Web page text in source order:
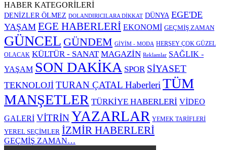
HABER KATEGORİLERİ
DENİZLER ÖLMEZ DOLANDIRICILARA DİKKAT DÜNYA EGE'DE
YAŞAM EGE HABERLERİ EKONOMİ GEÇMİŞ ZAMAN
GÜNCEL GÜNDEM GİYİM - MODA HERŞEY ÇOK GÜZEL
OLACAK KÜLTÜR - SANAT MAGAZİN Reklamlar SAĞLIK -
YAŞAM SON DAKİKA SPOR SİYASET
TEKNOLOJİ TURAN ÇATAL HaberleriTÜM
MANŞETLER TÜRKİYE HABERLERİ VİDEO
GALERİ VİTRİNYAZARLAR YEMEK TARİFLERİ
YEREL SEÇİMLER İZMİR HABERLERİ
GEÇMİŞ ZAMAN…